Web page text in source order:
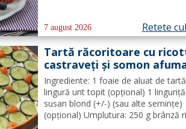
Se adaugă untul topit, făina și praful
7 august 2026 Retete
Tartă răcoritoare cu
castraveți și somon
Ingrediente: 1 foaie de aluat de
lingură unt topit (opțional) 1
susan blond (+/-) (sau alte semințe)
(opțional) Umplutura: 250 g brânză